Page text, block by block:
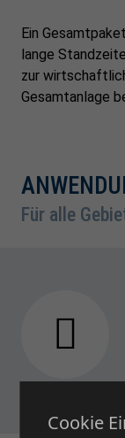
Ein
lange
zur
Gesamtanlage
Für alle
Cookie